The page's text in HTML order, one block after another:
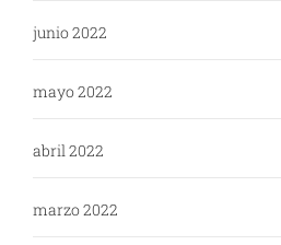
junio 2022
mayo 2022
abril 2022
marzo 2022